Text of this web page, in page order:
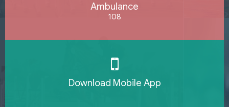
Ambulance
108
Download Mobile App